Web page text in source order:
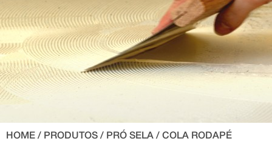
HOME / PRODUTOS / PRÓ SELA / COLA RODAPÉ